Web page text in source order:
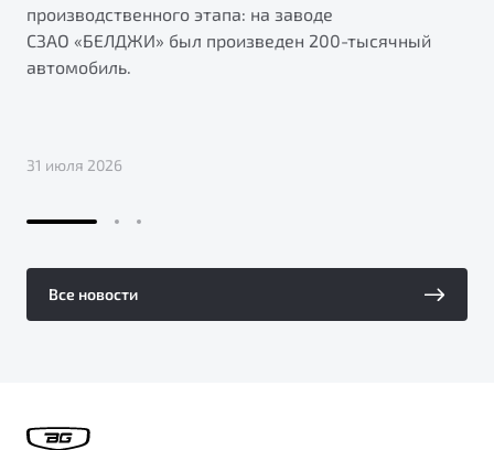
производственного этапа: на заводе
СЗАО «БЕЛДЖИ» был произведен 200-тысячный
автомобиль.
31 июля 2026
Все новости